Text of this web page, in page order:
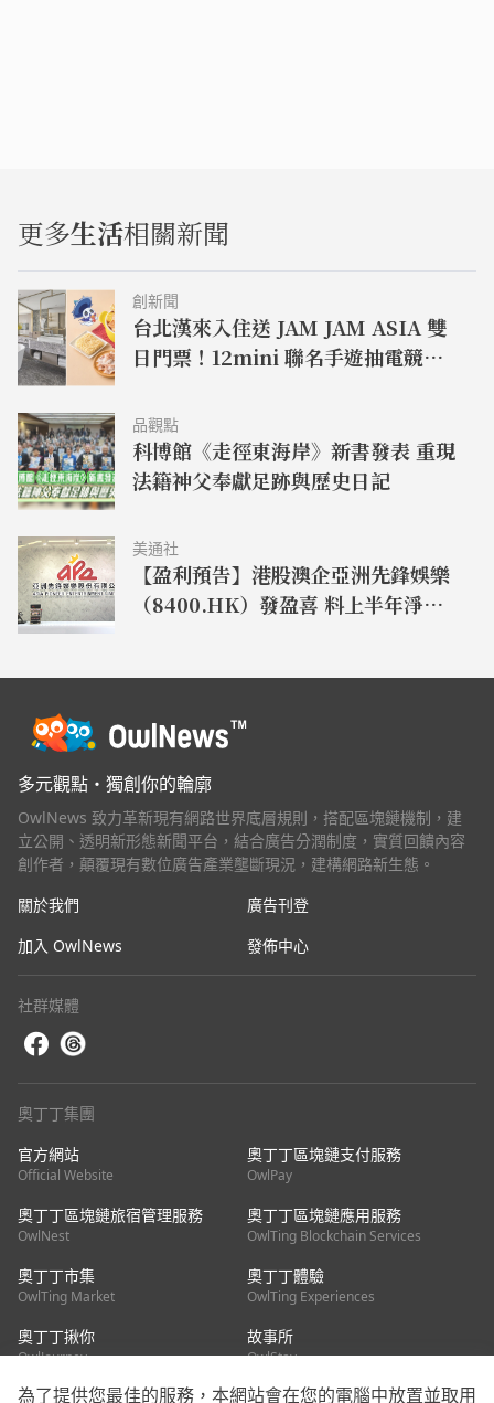
更多生活相關新聞
創新聞
台北漢來入住送 JAM JAM ASIA 雙
日門票！12mini 聯名手遊抽電競耳
品觀點
科博館《走徑東海岸》新書發表 重現
法籍神父奉獻足跡與歷史日記
美通社
【盈利預告】港股澳企亞洲先鋒娛樂
（8400.HK）發盈喜 料上半年淨利
多元觀點・獨創你的輪廓
OwlNews 致力革新現有網路世界底層規則，搭配區塊鏈機制，建
立公開、透明新形態新聞平台，結合廣告分潤制度，實質回饋內容
創作者，顛覆現有數位廣告產業壟斷現況，建構網路新生態。
關於我們
廣告刊登
加入 OwlNews
發佈中心
社群媒體
奧丁丁集團
官方網站
Official Website
奧丁丁區塊鏈支付服務
OwlPay
奧丁丁區塊鏈旅宿管理服務
OwlNest
奧丁丁區塊鏈應用服務
OwlTing Blockchain Services
奧丁丁市集
OwlTing Market
奧丁丁體驗
OwlTing Experiences
奧丁丁揪你
OwlJourney
故事所
OwlStay
為了提供您最佳的服務，本網站會在您的電腦中放置並取用